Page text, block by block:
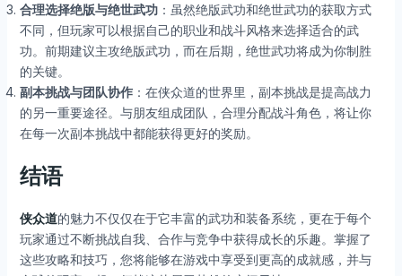
合理选择绝版与绝世武功：虽然绝版武功和绝世武功的获取方式
不同，但玩家可以根据自己的职业和战斗风格来选择适合的武
功。前期建议主攻绝版武功，而在后期，绝世武功将成为你制胜
的关键。
副本挑战与团队协作：在侠众道的世界里，副本挑战是提高战力
的另一重要途径。与朋友组成团队，合理分配战斗角色，将让你
在每一次副本挑战中都能获得更好的奖励。
结语
侠众道的魅力不仅仅在于它丰富的武功和装备系统，更在于每个
玩家通过不断挑战自我、合作与竞争中获得成长的乐趣。掌握了
这些攻略和技巧，您将能够在游戏中享受到更高的成就感，并与